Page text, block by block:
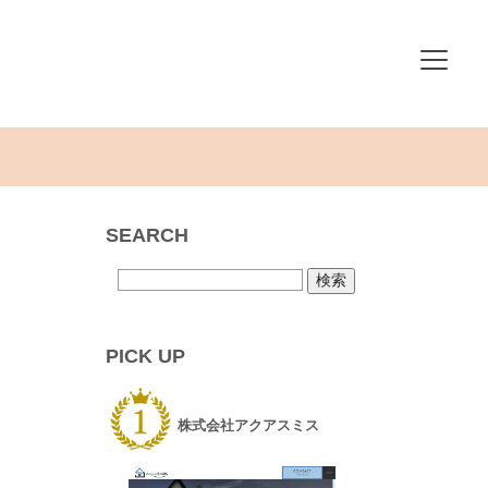
SEARCH
PICK UP
株式会社アクアスミス